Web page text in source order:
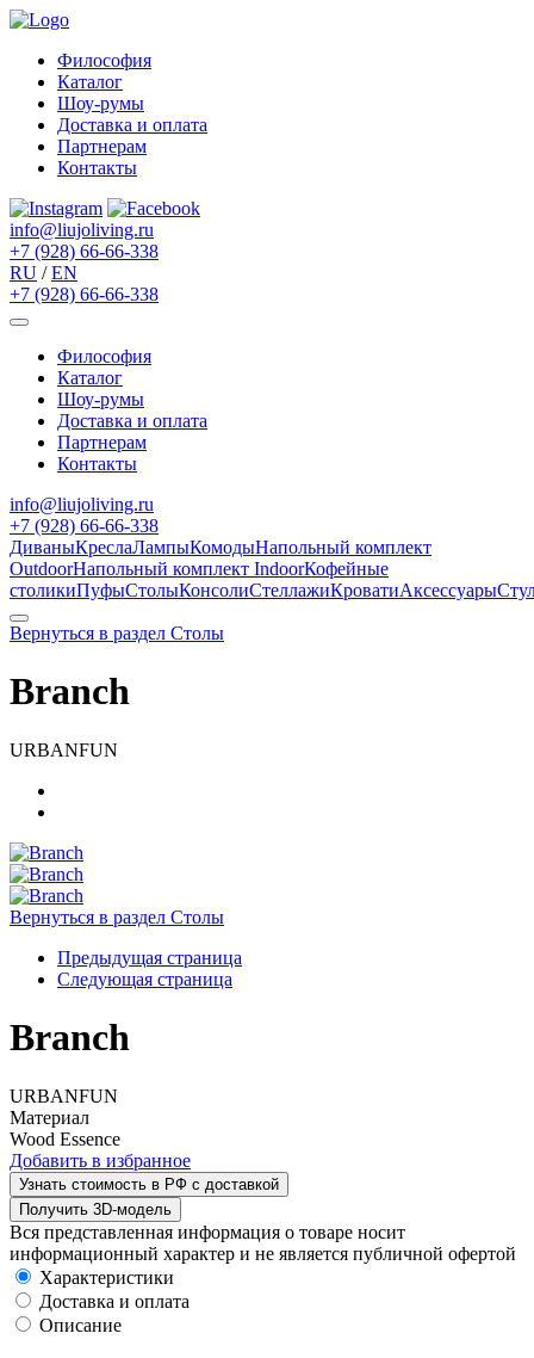
Философия
Каталог
Шоу-румы
Доставка и оплата
Партнерам
Контакты
info@liujoliving.ru
+7 (928) 66-66-338
RU /EN
+7 (928) 66-66-338
Философия
Каталог
Шоу-румы
Доставка и оплата
Партнерам
Контакты
info@liujoliving.ru
+7 (928) 66-66-338
ДиваныКреслаЛампыКомодыНапольный комплект
OutdoorНапольный комплект IndoorКофейные
столикиПуфыСтолыКонсолиСтеллажиКроватиАксессуары
Вернуться в раздел Столы
Branch
URBANFUN
Вернуться в раздел Столы
Предыдущая страница
Следующая страница
Branch
URBANFUN
Материал
Wood Essence
Добавить в избранное
Узнать стоимость в РФ с доставкой
Получить 3D-модель
Вся представленная информация о товаре носит
информационный характер и не является публичной офертой
Характеристики
Доставка и оплата
Описание